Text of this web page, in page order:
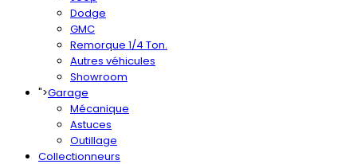
Dodge
GMC
Remorque 1/4 Ton.
Autres véhicules
Showroom
">Garage
Mécanique
Astuces
Outillage
Collectionneurs